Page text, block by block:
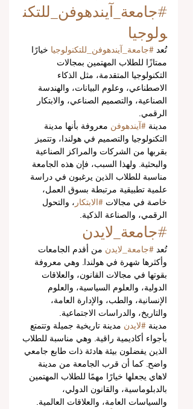
#جامعة_آيندهوفن_للتكن
ولوجيا
تُعد #جامعة_آيندهوفن_للتكنولوجيا خيارًا
ممتازًا للطلاب المهتمين بمجالات
التكنولوجيا المتقدمة، مثل الذكاء
الاصطناعي، وعلوم البيانات، والهندسة
الصناعية، والتصميم الصناعي، والابتكار
الرقمي.
مدينة #آيندهوفن معروفة بأنها مدينة
التكنولوجيا والتصميم في هولندا، وتتميز
بقربها من الشركات والمراكز الصناعية
والبحثية. ولهذا السبب، فإن هذه الجامعة
مناسبة للطلاب الذين يرغبون في دراسة
علمية تطبيقية مرتبطة بسوق العمل،
خاصة في مجالات #الابتكار ، والتحول
الرقمي، والصناعة الذكية.
#جامعة_لايدن
تُعد #جامعة_لايدن من أقدم الجامعات
وأكثرها شهرة في هولندا. وهي معروفة
بقوتها في مجالات القانون، والعلاقات
الدولية، والعلوم السياسية، والعلوم
الإنسانية، والطب، والإدارة العامة،
والتاريخ، والدراسات الاجتماعية.
مدينة #لايدن مدينة تاريخية جميلة وتتمتع
بأجواء أكاديمية راقية. وهي مناسبة للطلاب
الذين يفضلون بيئة هادئة ذات طابع جامعي
واضح. كما أن قرب الجامعة من مدينة
لاهاي يجعلها خيارًا مهمًا للطلاب المهتمين
بالدبلوماسية، والقانون الدولي،
والسياسات العامة، والعلاقات العالمية.